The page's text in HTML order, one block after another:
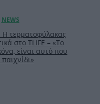
τερματοφύλακας
στο TLIFE – «Το
είναι αυτό που